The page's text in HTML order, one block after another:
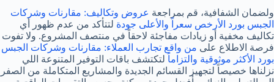
ولضمان الشفافية، قم بمراجعة عروض وتكاليف: مقارنات وشركات
الجبس بورد الأرخص سعراً والأعلى جودة لتتأكد من عدم ظهور أي
تكاليف مخفية أو زيادات مفاجئة لاحقاً في منتصف المشروع. ولا تفوت
فرصة الاطلاع على من واقع تجارب العملاء: مقارنات وشركات الجبس
بورد الأكثر موثوقية والتزاماً لتكتشف باقات التوفير المتنوعة اللي
نزلناها خصيصاً لتجهيز القسائم الجديدة والمشاريع المتكاملة من الصفر